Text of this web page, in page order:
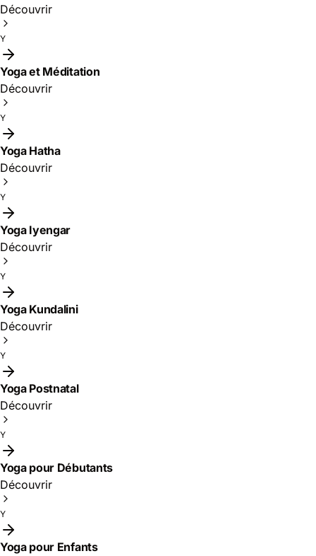
Découvrir
Y
Yoga et Méditation
Découvrir
Y
Yoga Hatha
Découvrir
Y
Yoga Iyengar
Découvrir
Y
Yoga Kundalini
Découvrir
Y
Yoga Postnatal
Découvrir
Y
Yoga pour Débutants
Découvrir
Y
Yoga pour Enfants